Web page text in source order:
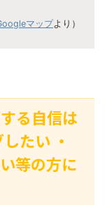
マップより）
る自信は
たい ・
等の方に